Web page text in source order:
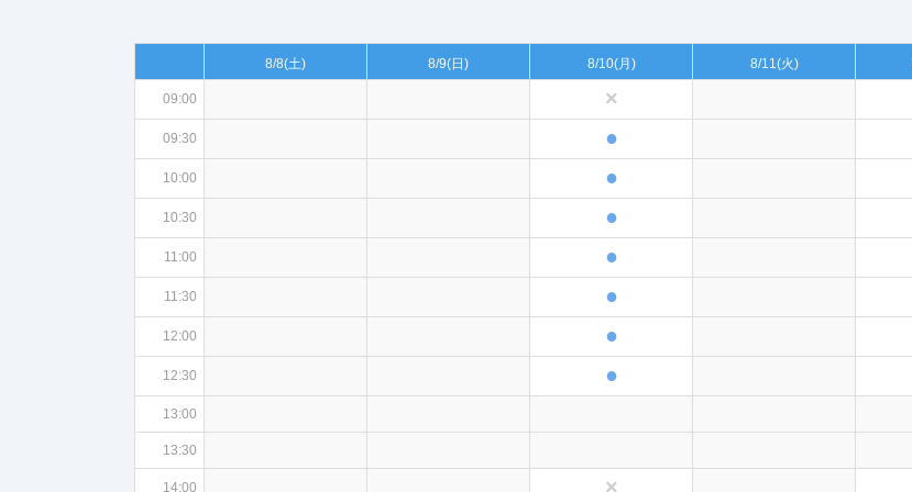
8/8(土) 8/9(日) 8/10(月) 8/11(火)
09:00 ×
09:30 ●
10:00 ●
10:30 ●
11:00 ●
11:30 ●
12:00 ●
12:30 ●
13:00
13:30
14:00